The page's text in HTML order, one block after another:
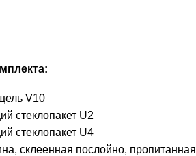
V10
стеклопакет U2
стеклопакет U4
склеенная послойно, пропитанная